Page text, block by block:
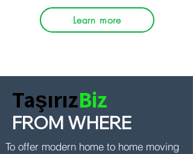
Learn more
TaşırızBiz
FROM WHERE
To offer modern home to home moving